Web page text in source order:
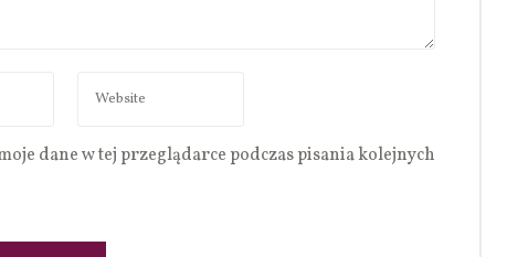
dane w tej przeglądarce podczas pisania kolejnych